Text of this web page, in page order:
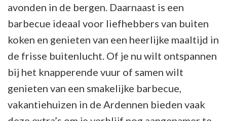
avonden in de bergen. Daarnaast is een
barbecue ideaal voor liefhebbers van buiten
koken en genieten van een heerlijke maaltijd in
de frisse buitenlucht. Of je nu wilt ontspannen
bij het knapperende vuur of samen wilt
genieten van een smakelijke barbecue,
vakantiehuizen in de Ardennen bieden vaak